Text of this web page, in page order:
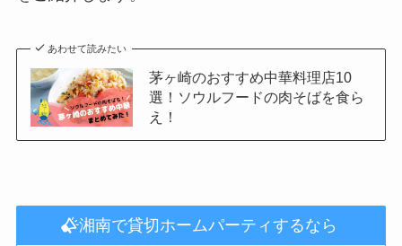
あわせて読みたい
茅ヶ崎のおすすめ中華料理店10
選！ソウルフードの肉そばを食ら
え！
湘南で貸切ホームパーティするなら